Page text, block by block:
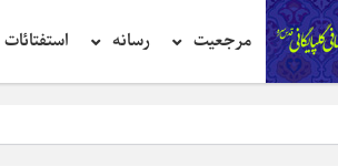
مرجعیت رسانه استفتائات